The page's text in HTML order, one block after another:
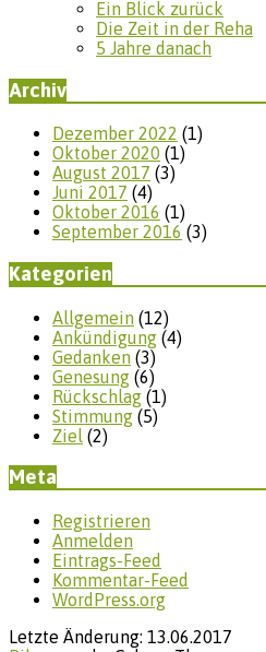
Ein Blick zurück
Die Zeit in der Reha
5 Jahre danach
Archiv
Dezember 2022 (1)
Oktober 2020 (1)
August 2017 (3)
Juni 2017 (4)
Oktober 2016 (1)
September 2016 (3)
Kategorien
Allgemein (12)
Ankündigung (4)
Gedanken (3)
Genesung (6)
Rückschlag (1)
Stimmung (5)
Ziel (2)
Meta
Registrieren
Anmelden
Eintrags-Feed
Kommentar-Feed
WordPress.org
Letzte Änderung: 13.06.2017